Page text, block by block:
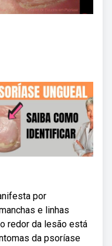
por
e linhas
redor da lesão está
da psoríase